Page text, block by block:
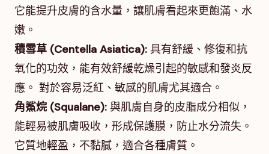
它能提升皮膚的含水量，讓肌膚看起來更飽滿、水
嫩。
積雪草 (Centella Asiatica): 具有舒緩、修復和抗
氧化的功效，能有效舒緩乾燥引起的敏感和發炎反
應。 對於容易泛紅、敏感的肌膚尤其適合。
角鯊烷 (Squalane): 與肌膚自身的皮脂成分相似，
能輕易被肌膚吸收，形成保護膜，防止水分流失。
它質地輕盈，不黏膩，適合各種膚質。